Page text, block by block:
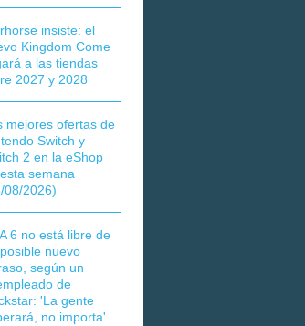
insiste: el
Kingdom Come
a las tiendas
2027 y 2028
mejores ofertas de
Switch y
2 en la eShop
semana
08/2026)
6 no está libre de
nuevo
según un
de
'La gente
no importa'